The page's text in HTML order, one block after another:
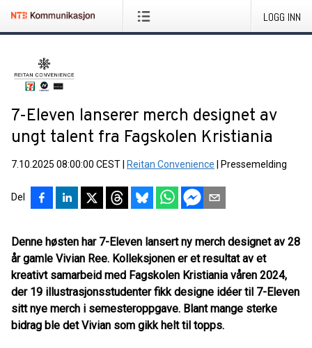
LOGG INN
7-Eleven lanserer merch designet av
ungt talent fra Fagskolen Kristiania
7.10.2025 08:00:00 CEST Reitan Convenience Pressemelding
Del
Denne høsten har 7-Eleven lansert ny merch designet av 28
år gamle Vivian Ree. Kolleksjonen er et resultat av et
kreativt samarbeid med Fagskolen Kristiania våren 2024,
der 19 illustrasjonsstudenter fikk designe idéer til 7-Eleven
sitt nye merch i semesteroppgave. Blant mange sterke
bidrag ble det Vivian som gikk helt til topps.